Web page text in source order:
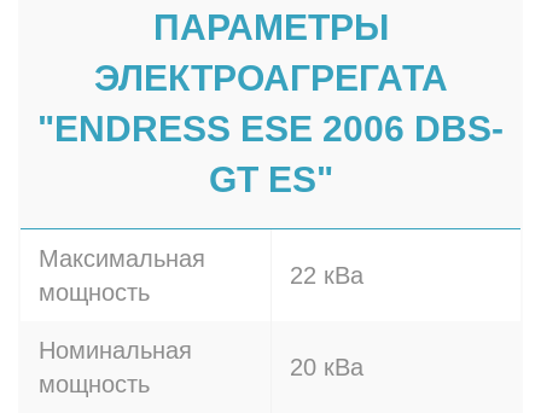
ПАРАМЕТРЫ
ЭЛЕКТРОАГРЕГАТА
"ENDRESS ESE 2006 DBS-
GT ES"
Максимальная
мощность
22 кВа
Номинальная
мощность
20 кВа